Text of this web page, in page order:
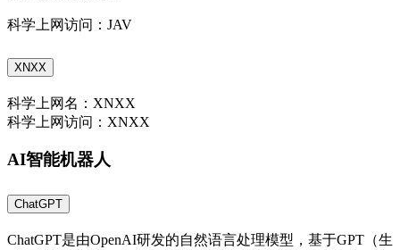
科学上网访问：JAV
XNXX
科学上网名：XNXX
科学上网访问：XNXX
AI智能机器人
ChatGPT
ChatGPT是由OpenAI研发的自然语言处理模型，基于GPT（生